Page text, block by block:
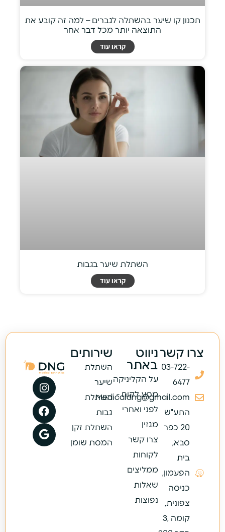
תכנון קו שיער בהשתלה לגברים – למה זה קובע את
התוצאה יותר מכל דבר אחר
קראו עוד
השתלת שיער בגבות
קראו עוד
צרו קשר
03-722-
6477
Medicaldng@gmail.com
התע"ש
20 כפר
סבא,
בית
הפעמון,
כניסה
צפונית,
קומה ,3
ניווט
באתר
על הקליניקה
מסע לקוח -
לפני ואחרי
מגזין
צרו קשר
לקוחות
ממליצים
שאלות
נפוצות
שירותים
השתלת
שיער
השתלת
גבות
השתלת זקן
המסת שומן